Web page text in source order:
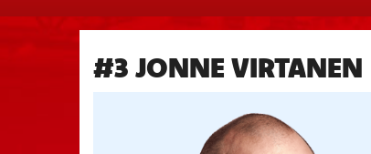
#3 JONNE VIRTANEN